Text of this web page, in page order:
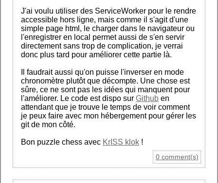
J'ai voulu utiliser des ServiceWorker pour le rendre
accessible hors ligne, mais comme il s'agit d'une
simple page html, le charger dans le navigateur ou
l'enregistrer en local permet aussi de s'en servir
directement sans trop de complication, je verrai
donc plus tard pour améliorer cette partie là.
Il faudrait aussi qu'on puisse l'inverser en mode
chronomètre plutôt que décompte. Une chose est
sûre, ce ne sont pas les idées qui manquent pour
l'améliorer. Le code est dispo sur Github en
attendant que je trouve le temps de voir comment
je peux faire avec mon hébergement pour gérer les
git de mon côté.
Bon puzzle chess avec KrISS klok !
0 comment(s)